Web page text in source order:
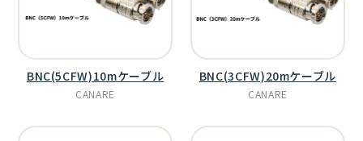
BNC(5CFW)10mケーブル
CANARE
BNC(3CFW)20mケーブル
CANARE